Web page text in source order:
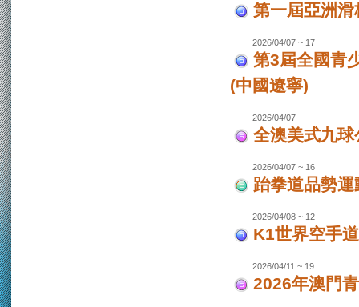
第一屆亞洲
2026/04/07 ~ 17
第3屆全國青
(中國遼寧)
2026/04/07
全澳美式九球
2026/04/07 ~ 16
跆拳道品勢
2026/04/08 ~ 12
K1世界空手
2026/04/11 ~ 19
2026年澳門